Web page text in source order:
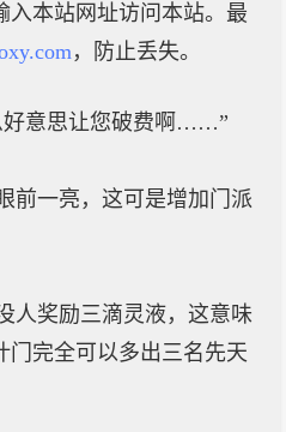
入本站网址访问本站。最
，防止丢失。
意思让您破费啊……”
一亮，这可是增加门派
奖励三滴灵液，这意味
门完全可以多出三名先天